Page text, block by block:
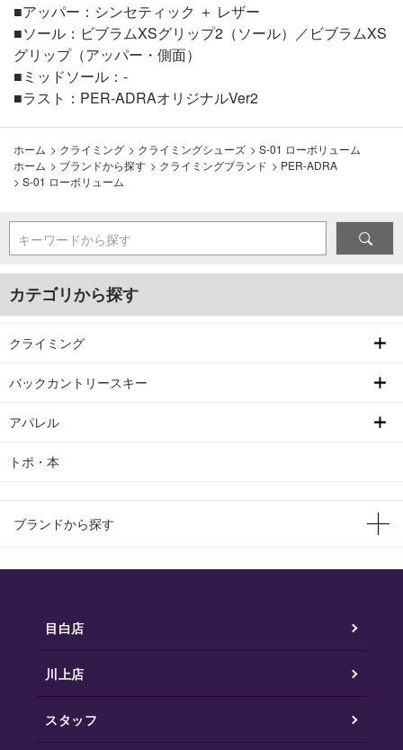
■アッパー：シンセティック ＋ レザー
■ソール：ビブラムXSグリップ2（ソール）／ビブラムXS
グリップ（アッパー・側面）
■ミッドソール：-
■ラスト：PER-ADRAオリジナルVer2
ホーム > クライミング > クライミングシューズ > S-01 ローボリューム
ホーム > ブランドから探す > クライミングブランド > PER-ADRA
> S-01 ローボリューム
キーワードから探す
カテゴリから探す
クライミング
バックカントリースキー
アパレル
トポ・本
ブランドから探す
目白店
川上店
スタッフ